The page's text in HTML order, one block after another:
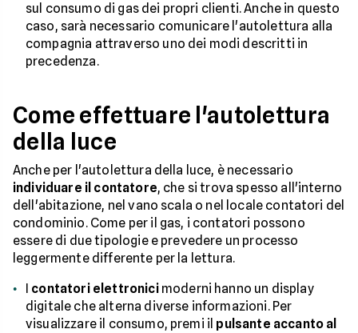
sul consumo di gas dei propri clienti. Anche in questo
caso, sarà necessario comunicare l'autolettura alla
compagnia attraverso uno dei modi descritti in
precedenza.
Come effettuare l'autolettura
della luce
Anche per l'autolettura della luce, è necessario
individuare il contatore, che si trova spesso all'interno
dell'abitazione, nel vano scala o nel locale contatori del
condominio. Come per il gas, i contatori possono
essere di due tipologie e prevedere un processo
leggermente differente per la lettura.
I contatori elettronicimoderni hanno un display
digitale che alterna diverse informazioni. Per
visualizzare il consumo, premi il pulsante accanto al